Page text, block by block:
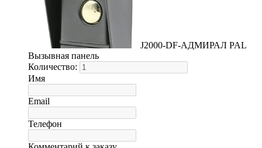
J2000-DF-АДМИРАЛ PAL
Вызывная панель
Количество:
Имя
Email
Телефон